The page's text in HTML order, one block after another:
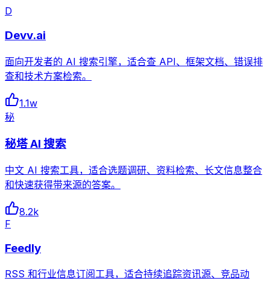
D
Devv.ai
面向开发者的 AI 搜索引擎，适合查 API、框架文档、错误排
查和技术方案检索。
1.1w
秘
秘塔 AI 搜索
中文 AI 搜索工具，适合选题调研、资料检索、长文信息整合
和快速获得带来源的答案。
8.2k
F
Feedly
RSS 和行业信息订阅工具，适合持续追踪资讯源、竞品动